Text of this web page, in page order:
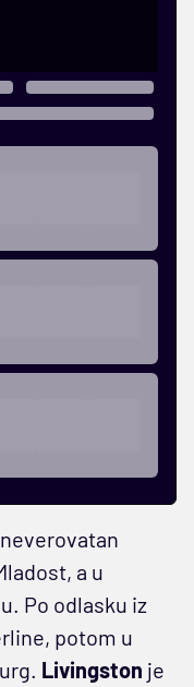
a u
Po odlasku iz
potom u
Livingston je